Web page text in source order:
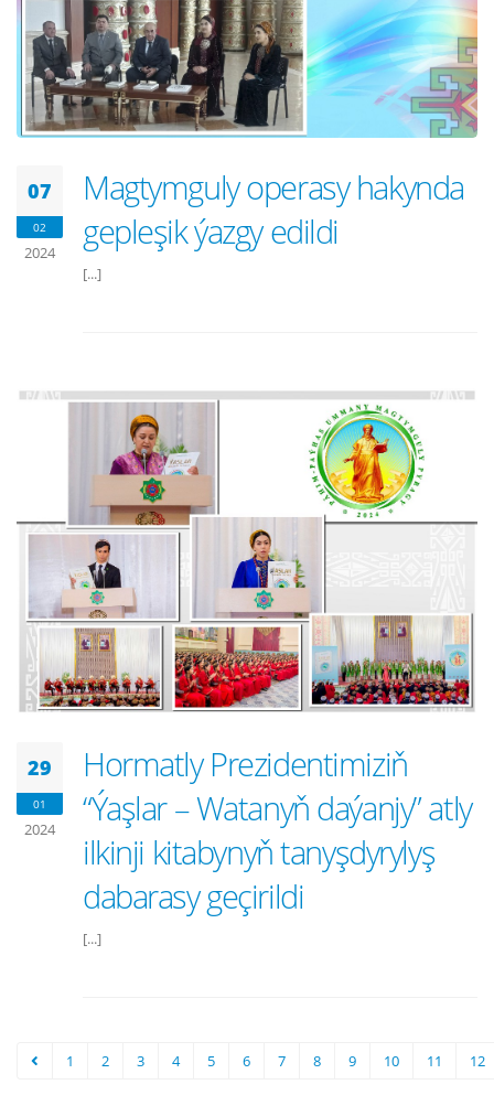
07
02
2024
Magtymguly operasy hakynda
gepleşik ýazgy edildi
[...]
29
01
2024
Hormatly Prezidentimiziň
“Ýaşlar – Watanyň daýanjy” atly
ilkinji kitabynyň tanyşdyrylyş
dabarasy geçirildi
[...]
1 2 3 4 5 6 7 8 9 10 11 12